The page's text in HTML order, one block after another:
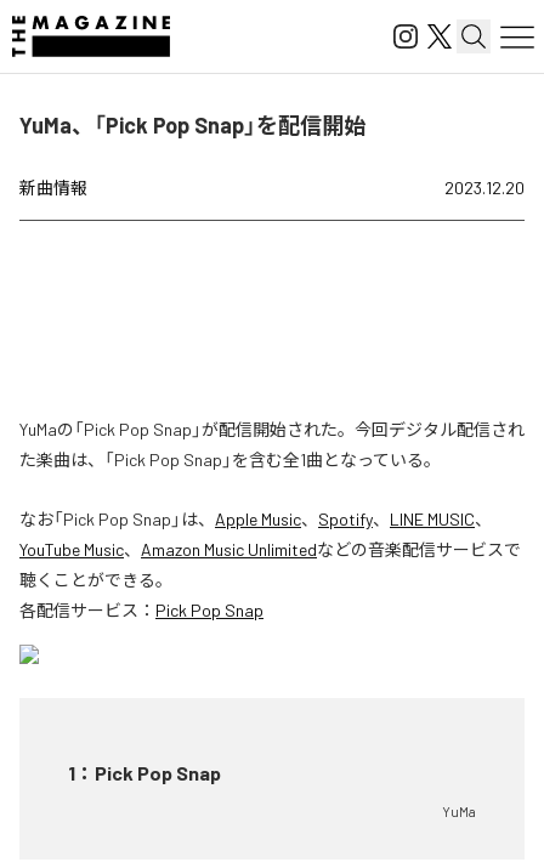
YuMa、「Pick Pop Snap」を配信開始
新曲情報 2023.12.20
YuMaの「Pick Pop Snap」が配信開始された。今回デジタル配信され
た楽曲は、「Pick Pop Snap」を含む全1曲となっている。
なお「Pick Pop Snap 」は、 Apple Music、 Spotify、 LINE MUSIC、
YouTube Music、 Amazon Music Unlimitedなどの音楽配信サービスで
聴くことができる。
各配信サービス： Pick Pop Snap
1 ： Pick Pop Snap
YuMa